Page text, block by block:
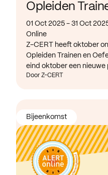
Opleiden
01 Oct 2025 - 31 Oct
Online
Z-CERT heeft oktober
Opleiden Trainen en
eind oktober een
Door Z-CERT
Bijeenkomst